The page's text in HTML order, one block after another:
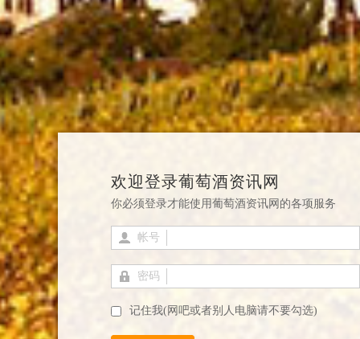
欢迎登录葡萄酒资讯网
你必须登录才能使用葡萄酒资讯网的各项服务
帐号
密码
记住我(网吧或者别人电脑请不要勾选)